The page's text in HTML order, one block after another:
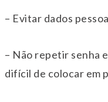
– Evitar dados
– Não repetir senha
difícil de colocar em